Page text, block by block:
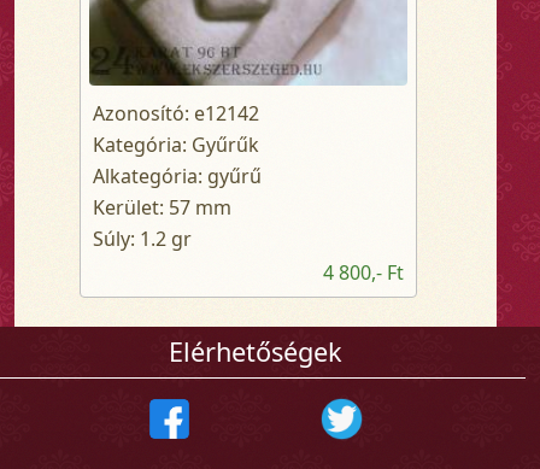
Azonosító: e12142
Kategória: Gyűrűk
Alkategória: gyűrű
Kerület: 57 mm
Súly: 1.2 gr
4 800,- Ft
Elérhetőségek